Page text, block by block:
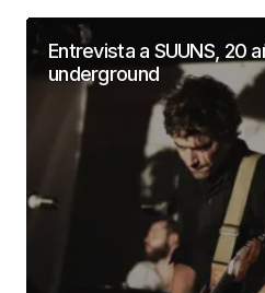
Entrevista a SUUNS, 20
underground